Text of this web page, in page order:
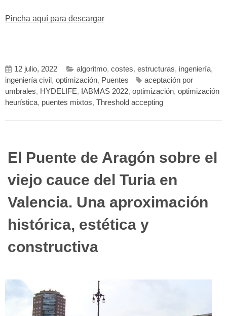
Pincha aquí para descargar
12 julio, 2022 algoritmo, costes, estructuras, ingeniería,
ingeniería civil , optimización, Puentes
aceptación por
umbrales, HYDELIFE, IABMAS 2022, optimización, optimización
heurística, puentes mixtos, Threshold accepting
El Puente de Aragón sobre el
viejo cauce del Turia en
Valencia. Una aproximación
histórica, estética y
constructiva